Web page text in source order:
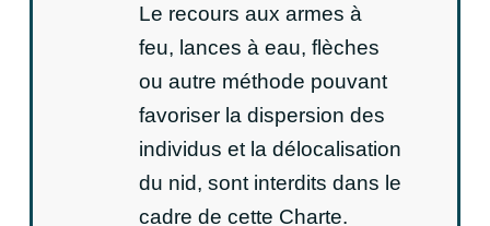
Le recours aux armes à
feu, lances à eau, flèches
ou autre méthode pouvant
favoriser la dispersion des
individus et la délocalisation
du nid, sont interdits dans le
cadre de cette Charte.